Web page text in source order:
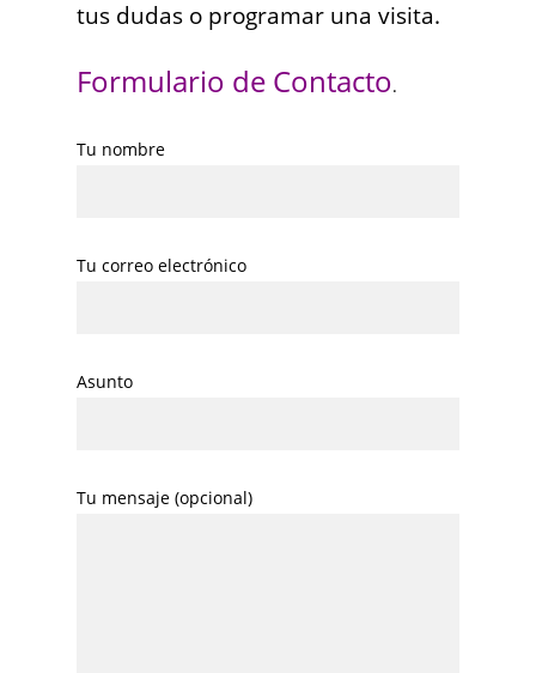
tus dudas o programar una visita.
Formulario de Contacto.
Tu nombre
Tu correo electrónico
Asunto
Tu mensaje (opcional)